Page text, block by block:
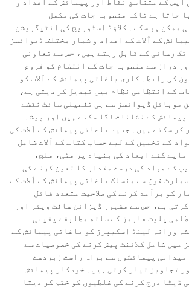
ایس کے متناسق نقاط اور پیمائش کے اعداد و
جاتا ہے تاکہ منصوبہ جات کی مکمل
ممکن ہو سکے۔ کلاؤڈ اسٹوریج کی انٹیگریشن
کے آلات کے اعداد و شمار مختلف ڈیوائسز
تک رسائی کے قابل رہتے ہیں، جس سے تعاونی
دراز سے منصوبہ جات کے انتظام کو فروغ
کی رابطہ کاری باغاتی پیمائش کے آلات کو
کے انتظامی نظام میں تبدیل کر دیتی ہے،
موبائل ڈیوائسز سے ہی تفصیلی سائٹ نقشے
کے نشانات لگا سکتے ہیں اور پیشہ
کر سکتے ہیں۔ جدید باغاتی پیمائش کے آلات کی
کے تخمین کے لیے حساب کتاب کے آلات شامل
ماپے گئے ابعاد کی بنیاد پر مٹی، ملچ،
کے مواد کی درست مقدار کا تعین کرنے کی
فون سے منسلک باغاتی پیمائش کے آلات کے
کو برآمد کرنے کی صلاحیت متعدد فائل
ہے، جس سے مشہور ڈیزائن سافٹ ویئر اور
پلیٹ فارمز کے ساتھ مطابقت یقینی
ورانہ لینڈ اسکیپرز کو باغاتی پیمائش کے
میں شامل کلائنٹ پیش کرنے کی خصوصیات سے
میدانی پیمائشوں سے براہ راست زبردست
تجاویز تیار کرتی ہیں۔ خودکار پیمائش
ڈیٹا درج کرنے کی غلطیوں کو ختم کر دیتا